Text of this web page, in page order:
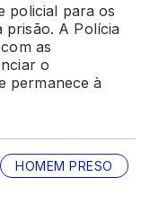
policial para os
prisão. A Polícia
as
o
permanece à
HOMEM PRESO